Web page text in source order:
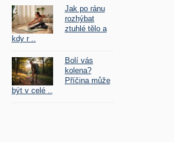
Jak po ránu
rozhýbat
ztuhlé tělo a
kdy r ..
Bolí vás
kolena?
Příčina může
být v celé ..